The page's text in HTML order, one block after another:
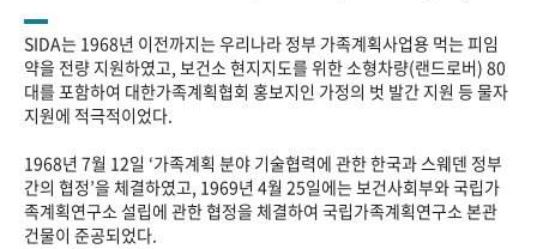
기록물 아카이브
사진 아카이브 문서 기록물 행정박물 영상 기록물
성과 50선 숫자로 보는 50년 50+1주년 광장
세계와 함께 한 KIHASA
SIDA는 1968년 이전까지는 우리나라 정부 가족계획사업용 먹는 피임
약을 전량 지원하였고, 보건소 현지지도를 위한 소형차량(랜드로버) 80
대를 포함하여 대한가족계획협회 홍보지인 가정의 벗 발간 지원 등 물자
지원에 적극적이었다.
1968년 7월 12일 ‘가족계획 분야 기술협력에 관한 한국과 스웨덴 정부
간의 협정’을 체결하였고, 1969년 4월 25일에는 보건사회부와 국립가
족계획연구소 설립에 관한 협정을 체결하여 국립가족계획연구소 본관
건물이 준공되었다.